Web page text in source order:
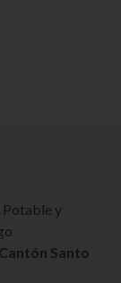
Potable y
Santo